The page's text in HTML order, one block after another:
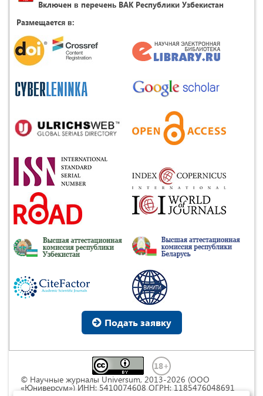
Включен в перечень ВАК Республики Узбекистан
Размещается в:
Подать заявку
© Научные журналы Universum, 2013-2026 (ООО
«Юниверсум») ИНН: 5410074608 ОГРН: 1185476048691